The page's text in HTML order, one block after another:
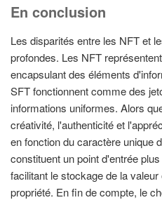
En conclusion
Les disparités entre les NFT et
profondes. Les NFT
encapsulant des éléments
SFT fonctionnent comme des
informations uniformes. Alors
créativité, l'authenticité et
en fonction du caractère unique
constituent un point d'entrée
facilitant le stockage de la
propriété. En fin de compte, le